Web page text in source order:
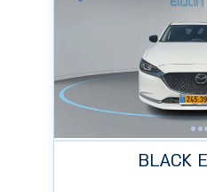
BLACK